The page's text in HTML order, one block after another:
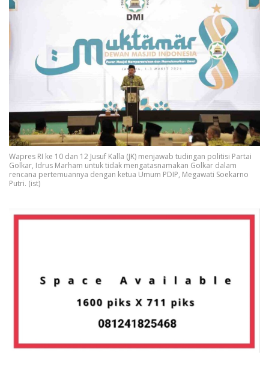
Wapres RI ke 10 dan 12 Jusuf Kalla (JK) menjawab tudingan politisi Partai
Golkar, Idrus Marham untuk tidak mengatasnamakan Golkar dalam
rencana pertemuannya dengan ketua Umum PDIP, Megawati Soekarno
Putri. (ist)